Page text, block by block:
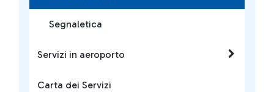
Segnaletica
Servizi in aeroporto
Carta dei Servizi